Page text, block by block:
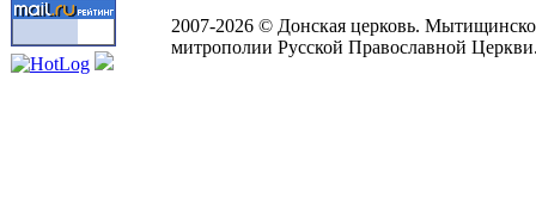
2007-2026 © Донская церковь.
митрополии Русской Православной